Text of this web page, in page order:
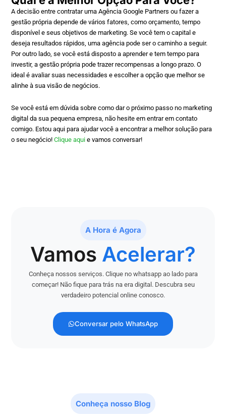
A decisão entre contratar uma Agência Google Partners ou fazer a
gestão própria depende de vários fatores, como orçamento, tempo
disponível e seus objetivos de marketing. Se você tem o capital e
deseja resultados rápidos, uma agência pode ser o caminho a seguir.
Por outro lado, se você está disposto a aprender e tem tempo para
investir, a gestão própria pode trazer recompensas a longo prazo. O
ideal é avaliar suas necessidades e escolher a opção que melhor se
alinhe à sua visão de negócios.
Se você está em dúvida sobre como dar o próximo passo no marketing
digital da sua pequena empresa, não hesite em entrar em contato
comigo. Estou aqui para ajudar você a encontrar a melhor solução para
o seu negócio!Clique aqui e vamos conversar!
A Hora é Agora
Vamos Acelerar?
Conheça nossos serviços. Clique no whatsapp ao lado para
começar! Não fique para trás na era digital. Descubra seu
verdadeiro potencial online conosco.
Conversar pelo WhatsApp
Conheça nosso Blog